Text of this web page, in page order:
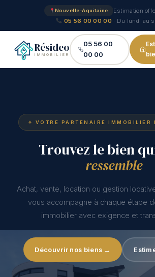
contenu
Nouvelle-Aquitaine Estimation
05 56 00 00 00 · Du lundi au
Résideo
IMMOBILIER
05 56 00
00 00
✧ VOTRE PARTENAIRE IMMOBILIER
Trouvez le bien
ressemble
Achat, vente, location ou gestion
vous accompagne à chaque étape
immobilier avec exigence et
Découvrir nos biens →